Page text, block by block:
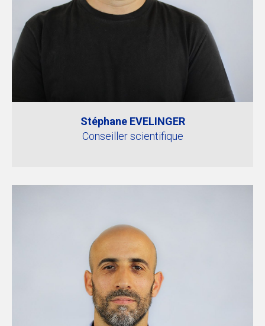
Stéphane EVELINGER
Conseiller scientifique